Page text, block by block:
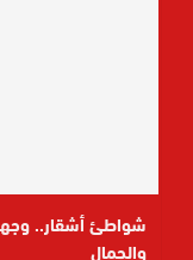
شواطئ أشقار..
والجمال